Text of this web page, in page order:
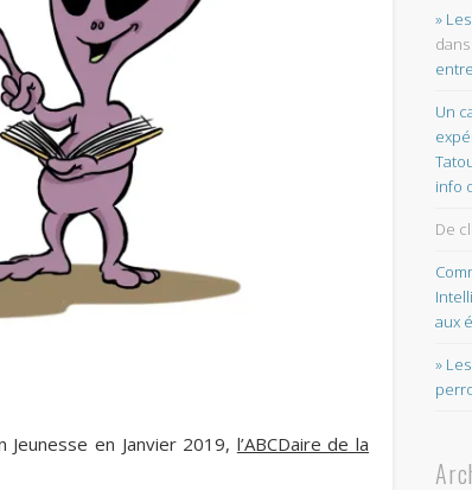
Jeunesse en Janvier 2019, l’ABCDaire de la
»
dans
Un
info
De
aux
»